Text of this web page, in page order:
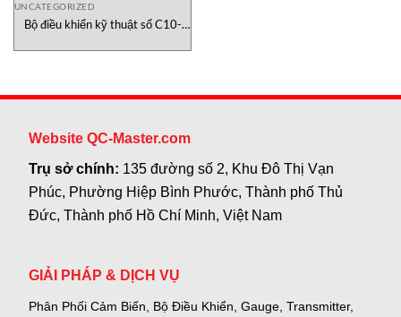
UNCATEGORIZED
Bộ điều khiển kỹ thuật số C10-
Website QC-Master.com
Trụ sở chính: 135 đường số 2, Khu Đô Thị Vạn
Phúc, Phường Hiệp Bình Phước, Thành phố Thủ
Đức, Thành phố Hồ Chí Minh, Việt Nam
GIẢI PHÁP & DỊCH VỤ
Phân Phối Cảm Biến, Bộ Điều Khiển, Gauge, Transmitter,